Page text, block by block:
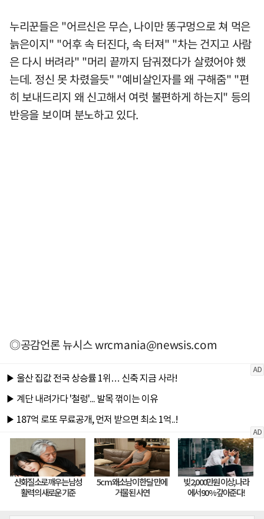
누리꾼들은 "어르신은 무슨, 나이만 똥구멍으로 쳐 먹은
늙은이지" "어후 속 터진다, 속 터져" "차는 건지고 사람
은 다시 버려라" "머리 끝까지 담궈졌다가 살렸어야 했
는데. 정신 못 차렸을듯" "예비살인자를 왜 구해줌" "편
히 보내드리지 왜 신고해서 여럿 불편하게 하는지" 등의
반응을 보이며 분노하고 있다.
◎공감언론 뉴시스wrcmania@newsis.com